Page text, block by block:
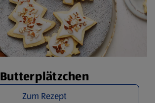
Butterplätzchen
Zum Rezept